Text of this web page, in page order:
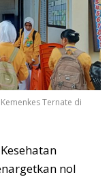
Ternate di
nol